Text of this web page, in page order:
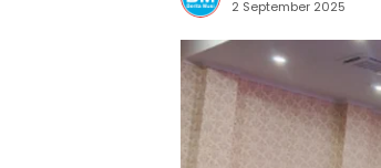
2 September 2025